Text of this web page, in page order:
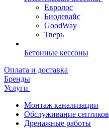
Евролос
Биодевайс
GoodWay
Тверь
Бетонные кессоны
Оплата и доставка
Бренды
Услуги
Монтаж канализации
Обслуживание септиков
Дренажные работы